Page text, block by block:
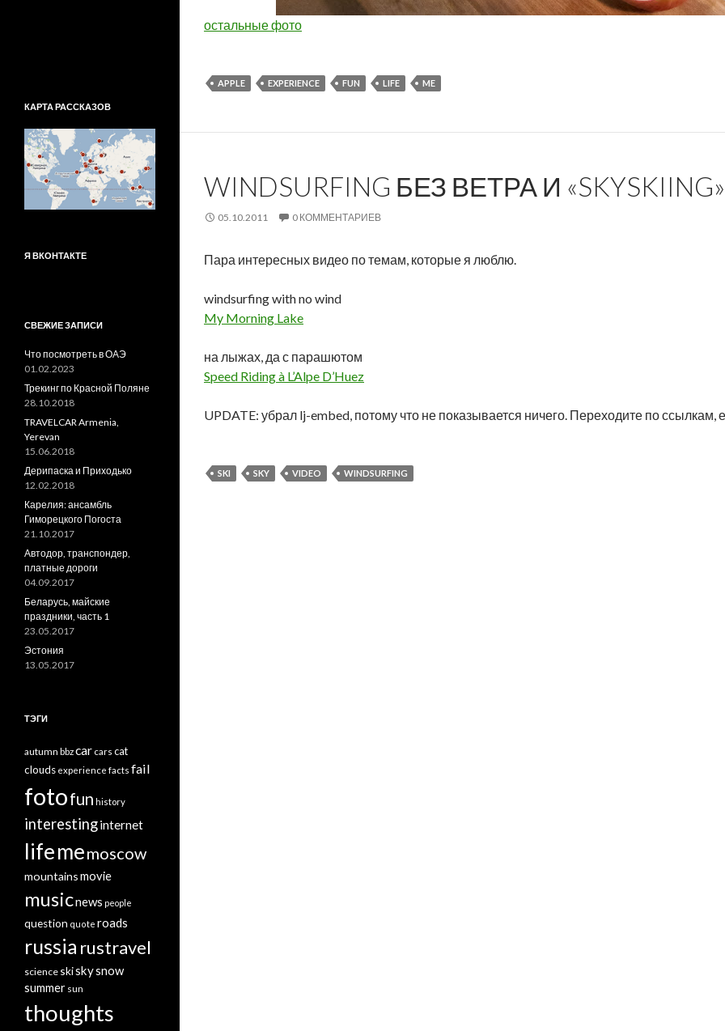
остальные фото
APPLE EXPERIENCE FUN LIFE ME
WINDSURFING БЕЗ ВЕТРА И
05.10.2011 0 КОММЕНТАРИЕВ
Пара интересных видео по темам, которые я люблю.
windsurfing with no wind
My Morning Lake
на лыжах, да с парашютом
Speed Riding à L’Alpe D’Huez
UPDATE: убрал lj-embed, потому что не показывается ничего. Переходите по ссылкам,
SKI SKY VIDEO WINDSURFING
КАРТА РАССКАЗОВ
Я ВКОНТАКТЕ
СВЕЖИЕ ЗАПИСИ
Что посмотреть в ОАЭ
01.02.2023
Трекинг по Красной Поляне
28.10.2018
TRAVELCAR Armenia,
Yerevan
15.06.2018
Дерипаска и Приходько
12.02.2018
Карелия: ансамбль
Гиморецкого Погоста
21.10.2017
Автодор, транспондер,
платные дороги
04.09.2017
Беларусь, майские
праздники, часть 1
23.05.2017
Эстония
13.05.2017
ТЭГИ
autumn bbzcar cars cat
clouds experience facts fail
fotofun history
interestinginternet
lifememoscow
mountainsmovie
musicnews people
question quote roads
russia rustravel
science skiskysnow
summer sun
thoughts